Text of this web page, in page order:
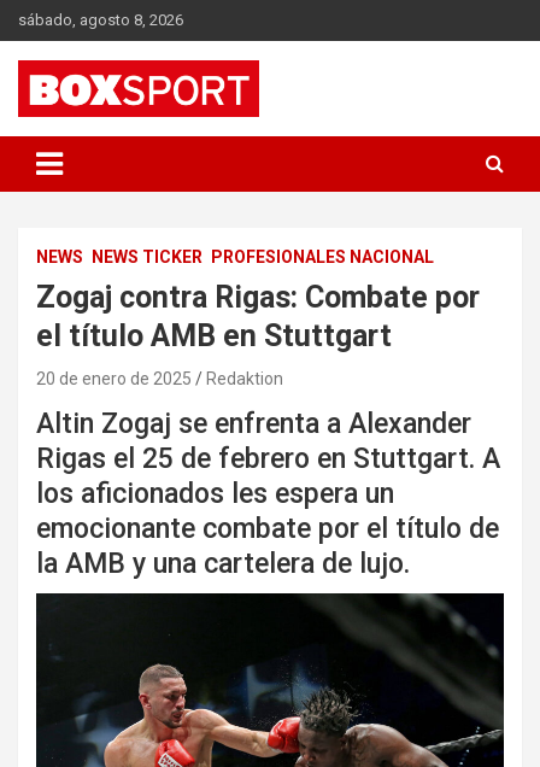
Skip
to
content
sábado, agosto 8, 2026
BOXSPORT
NEWS NEWS TICKER PROFESIONALES NACIONAL
Zogaj contra Rigas: Combate por
el título AMB en Stuttgart
20 de enero de 2025 Redaktion
Altin Zogaj se enfrenta a Alexander
Rigas el 25 de febrero en Stuttgart. A
los aficionados les espera un
emocionante combate por el título de
la AMB y una cartelera de lujo.